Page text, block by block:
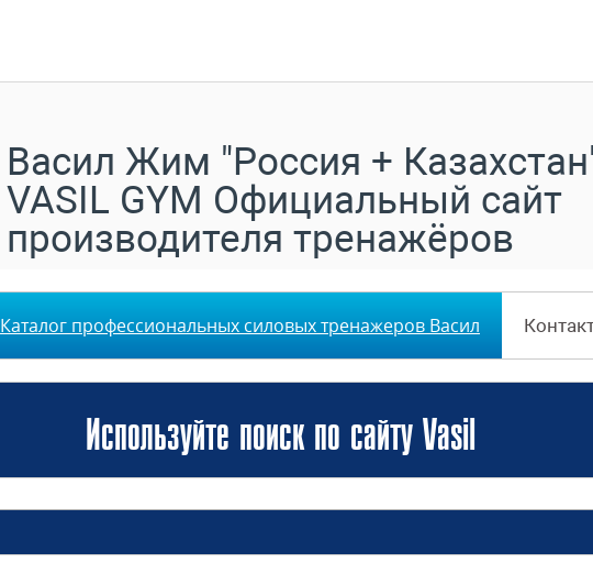
Васил Жим "Россия +
VASIL GYM Официальный сайт
производителя тренажёров
Каталог профессиональных силовых тренажеров Васил
Используйте поиск по сайту Vasil